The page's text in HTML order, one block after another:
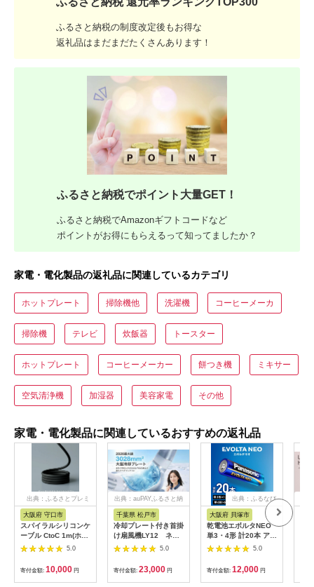
ふるさと納税の制度改定後もお得な
返礼品はまだまだたくさんあります！
ふるさと納税でポイント大量GET！
ふるさと納税でAmazonギフトコードなど
ポイントがお得にもらえるって知ってましたか？
家電・電化製品の返礼品に関連しているカテゴリ
ホットプレート 掃除機他 洗濯機 コーヒーメーカ
掃除機 テレビ 炊飯器 トースター
ホットプレート コーヒーメーカー 餅つき機 ミキサー
空気清浄機 加湿器 美容家電 その他
家電・電化製品に関連しているおすすめの返礼品
出典：ふるさとプレミ
大阪府 守口市
スパイラルシリコンケ
ーブル CtoC 1m(ホワ
イト) [2558]
5.0
寄付金額: 10,000 円
出典：auPAYふるさと納
千葉県 松戸市
冷却プレート付き首掛
け扇風機LY12 ネイ
ビー
5.0
寄付金額: 23,000 円
出典：ふるなび
大阪府 貝塚市
乾電池エボルタNEO
単3・4形 計20本 アル
カリ乾電池 パナソニ
5.0
寄付金額: 12,000 円